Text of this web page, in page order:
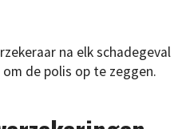
na elk schadegeval
de polis op te zeggen.